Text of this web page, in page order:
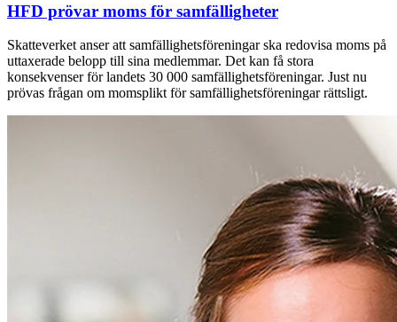
HFD prövar moms för samfälligheter
Skatteverket anser att samfällighetsföreningar ska redovisa moms på
uttaxerade belopp till sina medlemmar. Det kan få stora
konsekvenser för landets 30 000 samfällighetsföreningar. Just nu
prövas frågan om momsplikt för samfällighetsföreningar rättsligt.